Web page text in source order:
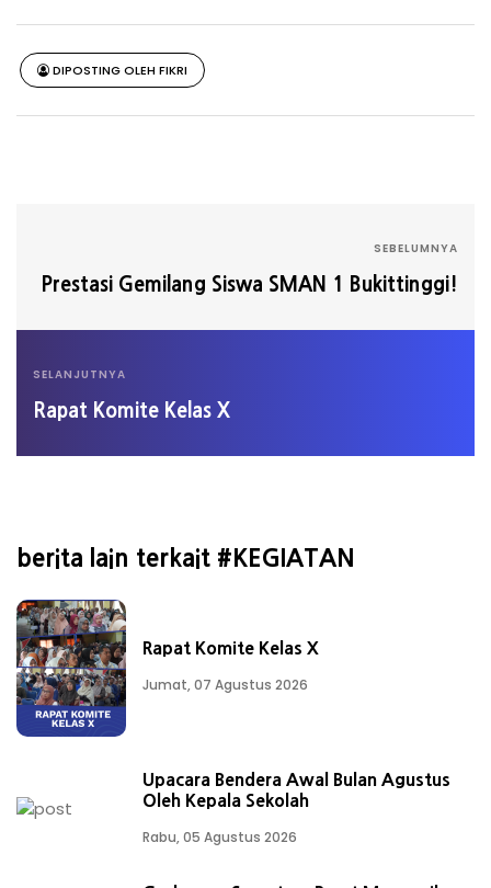
DIPOSTING OLEH FIKRI
SEBELUMNYA
Prestasi Gemilang Siswa SMAN 1 Bukittinggi!
SELANJUTNYA
Rapat Komite Kelas X
berita lain terkait #KEGIATAN
Rapat Komite Kelas X
Jumat, 07 Agustus 2026
Upacara Bendera Awal Bulan Agustus
Oleh Kepala Sekolah
Rabu, 05 Agustus 2026